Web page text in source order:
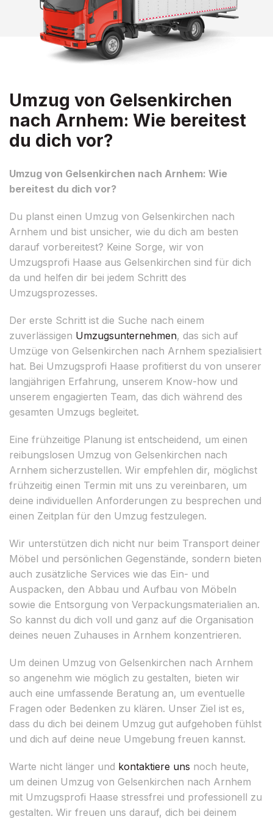
Umzug von Gelsenkirchen
nach Arnhem: Wie bereitest
du dich vor?
Umzug von Gelsenkirchen nach Arnhem: Wie
bereitest du dich vor?
Du planst einen Umzug von Gelsenkirchen nach
Arnhem und bist unsicher, wie du dich am besten
darauf vorbereitest? Keine Sorge, wir von
Umzugsprofi Haase aus Gelsenkirchen sind für dich
da und helfen dir bei jedem Schritt des
Umzugsprozesses.
Der erste Schritt ist die Suche nach einem
zuverlässigen Umzugsunternehmen, das sich auf
Umzüge von Gelsenkirchen nach Arnhem spezialisiert
hat. Bei Umzugsprofi Haase profitierst du von unserer
langjährigen Erfahrung, unserem Know-how und
unserem engagierten Team, das dich während des
gesamten Umzugs begleitet.
Eine frühzeitige Planung ist entscheidend, um einen
reibungslosen Umzug von Gelsenkirchen nach
Arnhem sicherzustellen. Wir empfehlen dir, möglichst
frühzeitig einen Termin mit uns zu vereinbaren, um
deine individuellen Anforderungen zu besprechen und
einen Zeitplan für den Umzug festzulegen.
Wir unterstützen dich nicht nur beim Transport deiner
Möbel und persönlichen Gegenstände, sondern bieten
auch zusätzliche Services wie das Ein- und
Auspacken, den Abbau und Aufbau von Möbeln
sowie die Entsorgung von Verpackungsmaterialien an.
So kannst du dich voll und ganz auf die Organisation
deines neuen Zuhauses in Arnhem konzentrieren.
Um deinen Umzug von Gelsenkirchen nach Arnhem
so angenehm wie möglich zu gestalten, bieten wir
auch eine umfassende Beratung an, um eventuelle
Fragen oder Bedenken zu klären. Unser Ziel ist es,
dass du dich bei deinem Umzug gut aufgehoben fühlst
und dich auf deine neue Umgebung freuen kannst.
Warte nicht länger und kontaktiere uns noch heute,
um deinen Umzug von Gelsenkirchen nach Arnhem
mit Umzugsprofi Haase stressfrei und professionell zu
gestalten. Wir freuen uns darauf, dich bei deinem